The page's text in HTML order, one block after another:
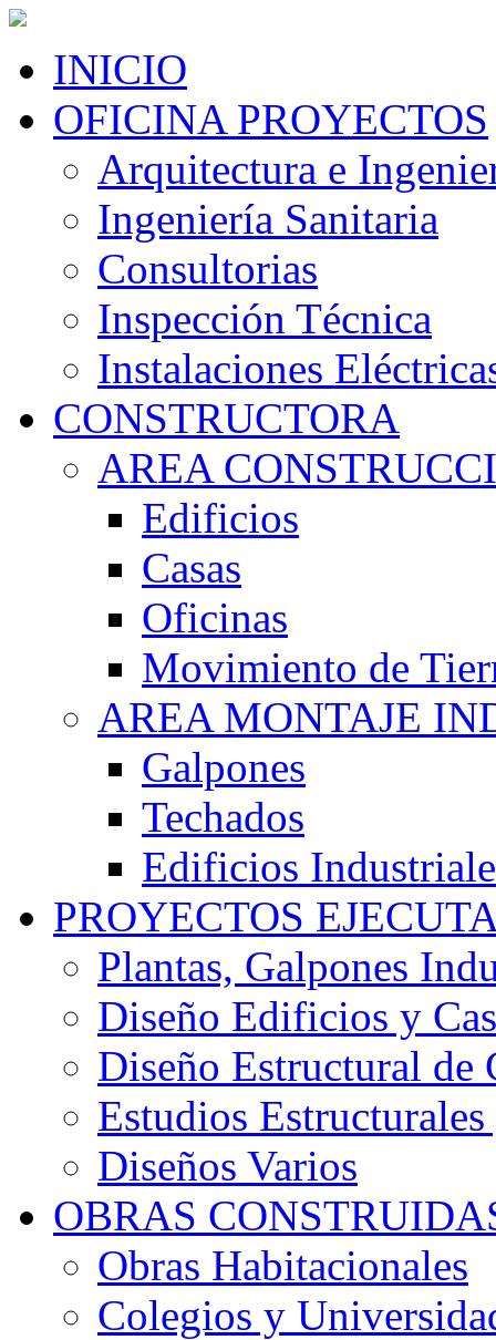
INICIO
OFICINA PROYECTOS
Arquitectura e
Ingeniería Sanitaria
Consultorias
Inspección Técnica
Instalaciones
CONSTRUCTORA
AREA
Edificios
Casas
Oficinas
Movimiento de
AREA MONTAJE
Galpones
Techados
Edificios
PROYECTOS
Plantas, Galpones
Diseño Edificios y
Diseño Estructural de
Estudios
Diseños Varios
OBRAS
Obras Habitacionales
Colegios y